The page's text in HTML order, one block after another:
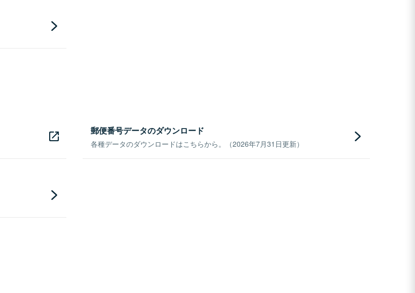
郵便番号データのダウンロード
各種データのダウンロードはこちらから。（2026年7月31日更新）